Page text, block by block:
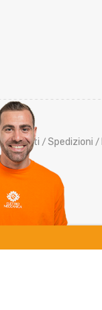
Clienti / Spedizioni /